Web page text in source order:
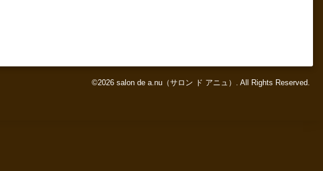
©2026 salon de a.nu（サロン ド アニュ） . All Rights Reserved.